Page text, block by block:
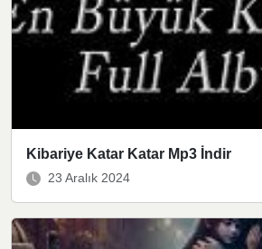
Kibariye Katar Katar Mp3 İndir
23 Aralık 2024